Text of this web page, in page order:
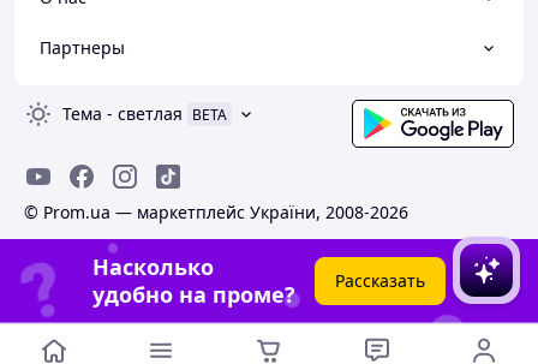
Партнеры
Тема - светлая BETA
© Prom.ua — маркетплейс України, 2008-2026
Насколько
удобно на проме?
Рассказать